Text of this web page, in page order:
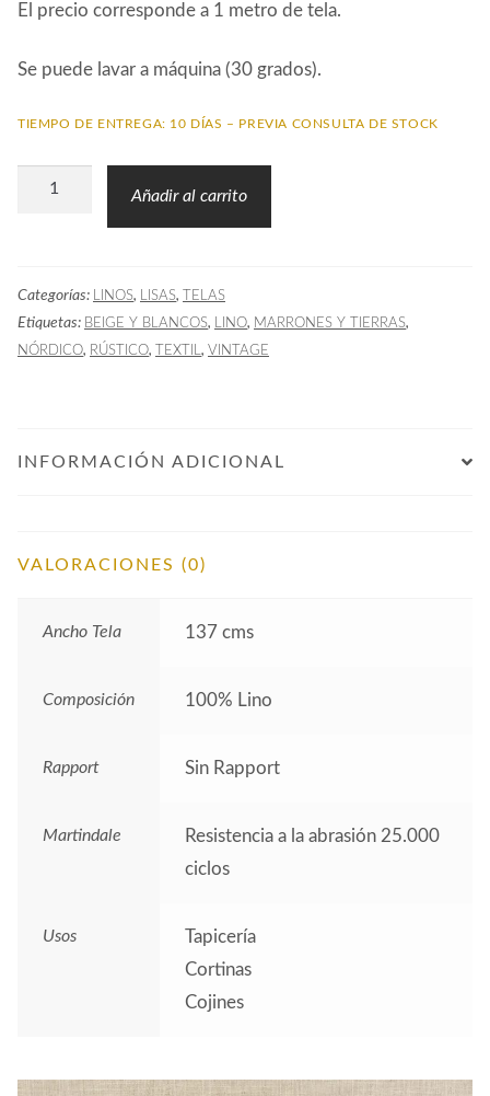
El precio corresponde a 1 metro de tela.
Se puede lavar a máquina (30 grados).
TIEMPO DE ENTREGA: 10 DÍAS – PREVIA CONSULTA DE STOCK
Piedra
cantidad
Añadir al carrito
Categorías: LINOS, LISAS, TELAS
Etiquetas: BEIGE Y BLANCOS, LINO, MARRONES Y TIERRAS,
NÓRDICO, RÚSTICO, TEXTIL , VINTAGE
INFORMACIÓN ADICIONAL
VALORACIONES (0)
Ancho Tela 137 cms
Composición 100% Lino
Rapport Sin Rapport
Martindale
Resistencia a la abrasión 25.000
ciclos
Usos
Tapicería
Cortinas
Cojines